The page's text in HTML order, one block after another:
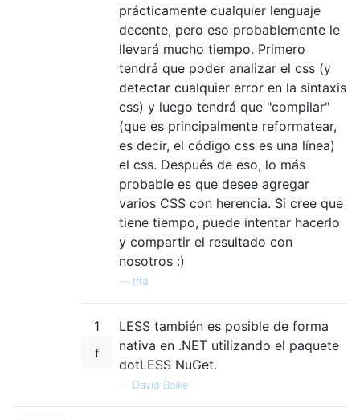
prácticamente cualquier lenguaje
decente, pero eso probablemente le
llevará mucho tiempo. Primero
tendrá que poder analizar el css (y
detectar cualquier error en la sintaxis
css) y luego tendrá que "compilar"
(que es principalmente reformatear,
es decir, el código css es una línea)
el css. Después de eso, lo más
probable es que desee agregar
varios CSS con herencia. Si cree que
tiene tiempo, puede intentar hacerlo
y compartir el resultado con
nosotros :)
tftd
1
LESS también es posible de forma
nativa en .NET utilizando el paquete
dotLESS NuGet.
— David Boike